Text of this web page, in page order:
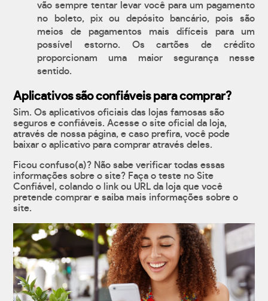
vão sempre tentar levar você para um pagamento
no boleto, pix ou depósito bancário, pois são
meios de pagamentos mais difíceis para um
possível estorno. Os cartões de crédito
proporcionam uma maior segurança nesse
sentido.
Aplicativos são confiáveis para comprar?
Sim. Os aplicativos oficiais das lojas famosas são
seguros e confiáveis. Acesse o site oficial da loja,
através de nossa página, e caso prefira, você pode
baixar o aplicativo para comprar através deles.
Ficou confuso(a)? Não sabe verificar todas essas
informações sobre o site? Faça o teste no Site
Confiável, colando o link ou URL da loja que você
pretende comprar e saiba mais informações sobre o
site.